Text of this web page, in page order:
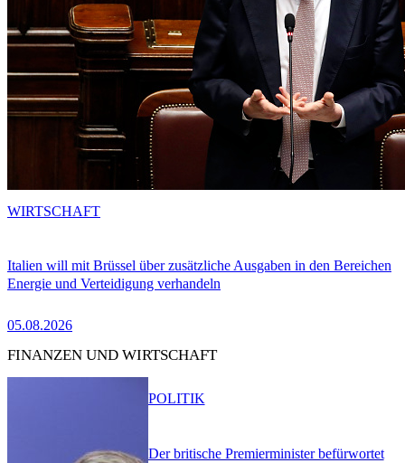
Italien will mit Brüssel über zusätzliche Ausgaben in den Bereichen
Energie und Verteidigung verhandeln
05.08.2026
WIRTSCHAFT
FINANZEN UND WIRTSCHAFT
Der britische Premierminister befürwortet
POLITIK